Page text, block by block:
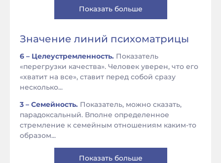
Показать больше
Значение линий психоматрицы
6 – Целеустремленность. Показатель
«перегрузки качества». Человек уверен, что его
«хватит на все», ставит перед собой сразу
несколько...
3 – Семейность. Показатель, можно сказать,
парадоксальный. Вполне определенное
стремление к семейным отношениям каким-то
образом...
Показать больше